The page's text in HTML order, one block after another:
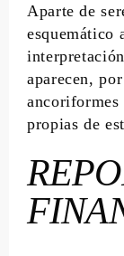
Aparte de
esquemático
aparecen,
propias de